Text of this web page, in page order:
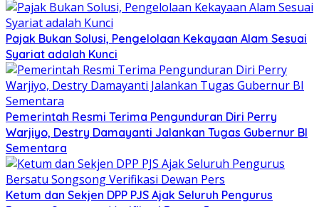
Pajak Bukan Solusi, Pengelolaan Kekayaan Alam Sesuai
Syariat adalah Kunci
Pemerintah Resmi Terima Pengunduran Diri Perry
Warjiyo, Destry Damayanti Jalankan Tugas Gubernur BI
Sementara
Ketum dan Sekjen DPP PJS Ajak Seluruh Pengurus